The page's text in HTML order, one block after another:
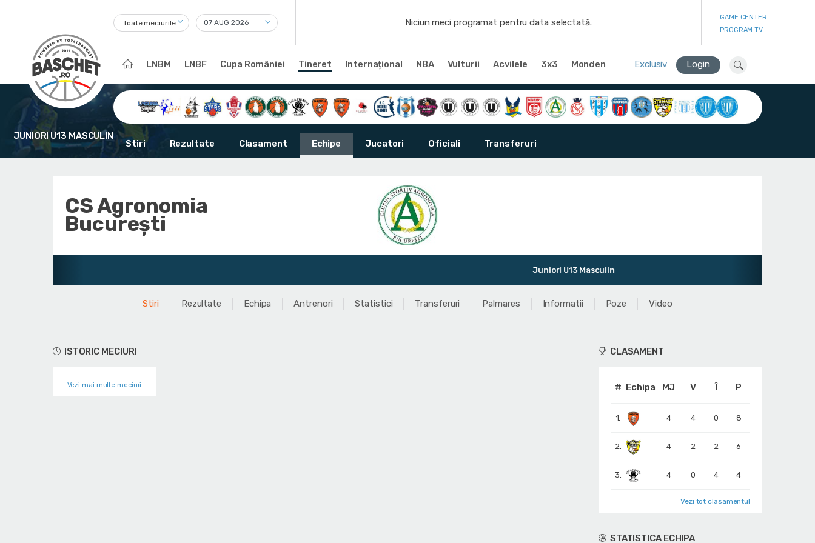
Toate meciurile Niciun meci programat pentru data selectată.
GAME CENTER
PROGRAM TV
LNBM LNBF Cupa României Tineret Internațional NBA Vulturii Acvilele 3x3 Monden Exclusiv Login
JUNIORI U13 MASCULIN
Stiri Rezultate Clasament Echipe Jucatori Oficiali Transferuri
CS Agronomia
București
Juniori U13 Masculin
Stiri Rezultate Echipa Antrenori Statistici Transferuri Palmares Informatii Poze Video
ISTORIC MECIURI
Vezi mai multe meciuri
CLASAMENT
# Echipa MJ V P
1. 4 4 0 8
2. 4 2 2 6
3. 4 0 4 4
Vezi tot clasamentul
STATISTICA ECHIPA